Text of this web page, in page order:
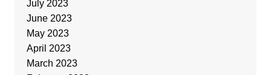
July 2023
June 2023
May 2023
April 2023
March 2023